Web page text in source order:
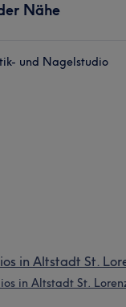
Nähe
und Nagelstudio
in Altstadt St.
in Altstadt St.